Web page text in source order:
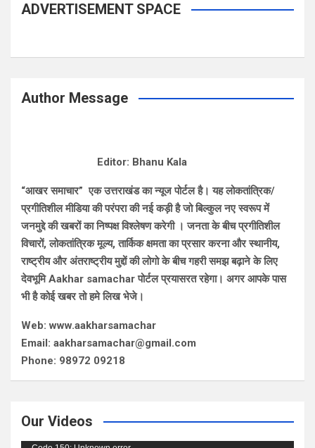
ADVERTISEMENT SPACE
Author Message
Editor: Bhanu Kala
“आखर समाचार” एक उत्तराखंड का न्यूज पोर्टल है। यह लोकतांत्रिक/
प्रगीतिशील मीडिया की परंपरा की नई कड़ी है जो बिल्कुल नए स्वरूप में
जनमुद्दे की खबरों का निष्पक्ष विश्लेषण करेगी । जनता के बीच प्रगीतिशील
विचारों, लोकतांत्रिक मूल्य, तार्किक क्षमता का प्रसार करना और स्थानीय,
राष्ट्रीय और अंतराष्ट्रीय मुद्दों की लोगो के बीच गहरी समझ बढ़ाने के लिए
देवभूमि Aakhar samachar पोर्टल प्रयासरत रहेगा। अगर आपके पास
भी है कोई खबर तो हमे लिख भेजे।
Web: www.aakharsamachar
Email: aakharsamachar@gmail.com
Phone: 98972 09218
Our Videos